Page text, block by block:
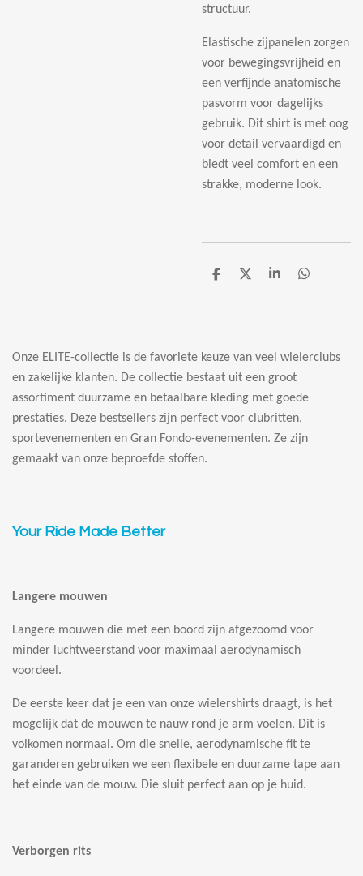
structuur.
Elastische zijpanelen zorgen
voor bewegingsvrijheid en
een verfijnde anatomische
pasvorm voor dagelijks
gebruik. Dit shirt is met oog
voor detail vervaardigd en
biedt veel comfort en een
strakke, moderne look.
D
D
S
D
Onze ELITE-collectie is de favoriete keuze van veel wielerclubs
en zakelijke klanten. De collectie bestaat uit een groot
assortiment duurzame en betaalbare kleding met goede
prestaties. Deze bestsellers zijn perfect voor clubritten,
sportevenementen en Gran Fondo-evenementen. Ze zijn
gemaakt van onze beproefde stoffen.
Your Ride Made Better
Langere mouwen
Langere mouwen die met een boord zijn afgezoomd voor
minder luchtweerstand voor maximaal aerodynamisch
voordeel.
De eerste keer dat je een van onze wielershirts draagt, is het
mogelijk dat de mouwen te nauw rond je arm voelen. Dit is
volkomen normaal. Om die snelle, aerodynamische fit te
garanderen gebruiken we een flexibele en duurzame tape aan
het einde van de mouw. Die sluit perfect aan op je huid.
Verborgen rits